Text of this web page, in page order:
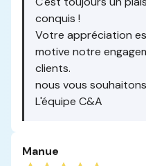
conquis !
Votre appréciation
motive notre
clients.
nous vous
L'équipe C&A
Manue